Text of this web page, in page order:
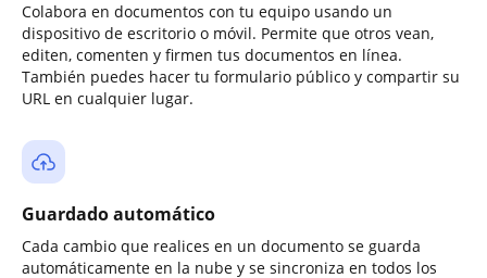
Colabora en documentos con tu equipo usando un
dispositivo de escritorio o móvil. Permite que otros vean,
editen, comenten y firmen tus documentos en línea.
También puedes hacer tu formulario público y compartir su
URL en cualquier lugar.
Guardado automático
Cada cambio que realices en un documento se guarda
automáticamente en la nube y se sincroniza en todos los